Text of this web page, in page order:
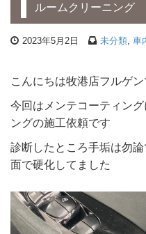
ルームクリーニング
2023年5月2日 未分類 車
こんにちは牧港店フルゲ
今回はメンテコーティン
ングの施工依頼です
診断したところ手垢は勿
面で硬化してました